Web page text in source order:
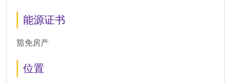
能源证书
豁免房产
位置